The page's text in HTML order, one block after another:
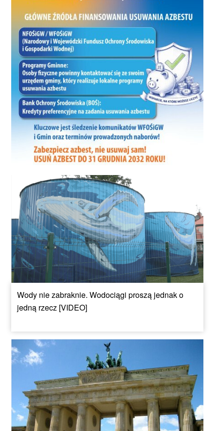
Wody nie zabraknie. Wodociągi proszą jednak o
jedną rzecz [VIDEO]